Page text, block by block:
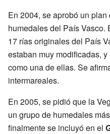
En 2004, se aprobó un
humedales del País Vasco.
17 rías originales del País
estaban muy modificadas,
como una de ellas. Se
intermareales.
En 2005, se pidió que la
un grupo de humedales
finalmente se incluyó en el